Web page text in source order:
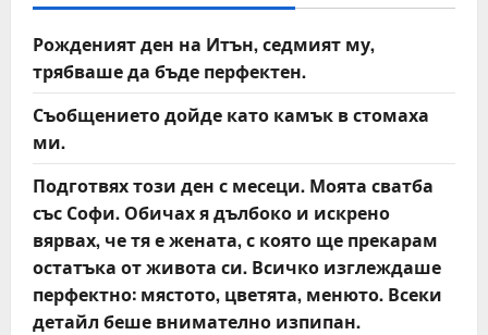
i
g
a
t
i
o
n
Рожденият ден на Итън, седмият му,
трябваше да бъде перфектен.
Съобщението дойде като камък в стомаха
ми.
Подготвях този ден с месеци. Моята сватба
със Софи. Обичах я дълбоко и искрено
вярвах, че тя е жената, с която ще прекарам
остатъка от живота си. Всичко изглеждаше
перфектно: мястото, цветята, менюто. Всеки
детайл беше внимателно изпипан.